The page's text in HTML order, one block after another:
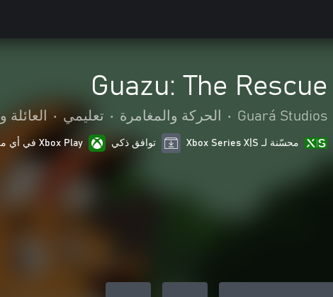
Guazu: The Rescue
Guará Studios
• الحركة والمغامرة • تعليمي • العائلة
محسّنة لـ Xbox Series X|S توافق ذكي Xbox Play في أي مكان